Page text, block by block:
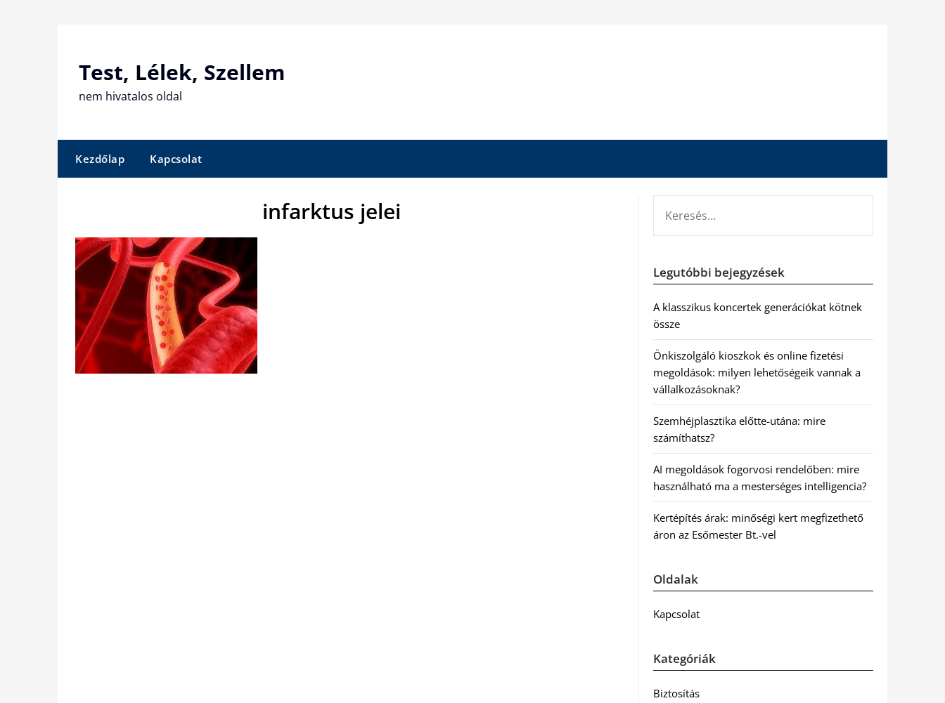
Test, Lélek, Szellem
nem hivatalos oldal
Kezdőlap Kapcsolat
infarktus jelei
Legutóbbi bejegyzések
A klasszikus koncertek generációkat kötnek
össze
Önkiszolgáló kioszkok és online fizetési
megoldások: milyen lehetőségeik vannak a
vállalkozásoknak?
Szemhéjplasztika előtte-utána: mire
számíthatsz?
AI megoldások fogorvosi rendelőben: mire
használható ma a mesterséges intelligencia?
Kertépítés árak: minőségi kert megfizethető
áron az Esőmester Bt.-vel
Oldalak
Kapcsolat
Kategóriák
Biztosítás